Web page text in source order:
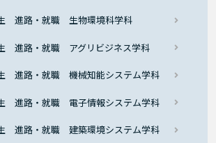
進路・就職 生物環境科学科
進路・就職 アグリビジネス学科
進路・就職 機械知能システム学科
進路・就職 電子情報システム学科
進路・就職 建築環境システム学科